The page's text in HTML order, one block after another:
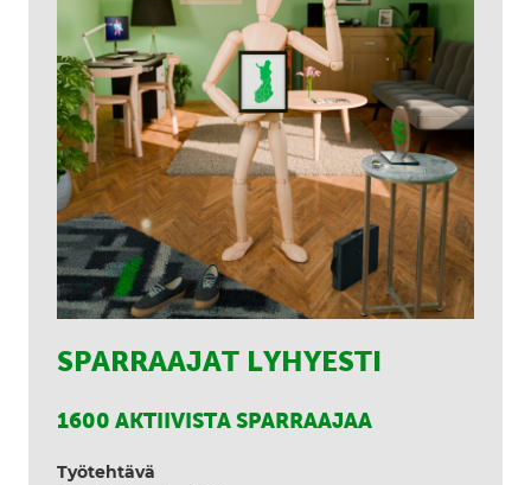
SPARRAAJAT LYHYESTI
1600 AKTIIVISTA SPARRAAJAA
Työtehtävä